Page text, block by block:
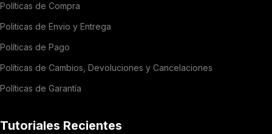
Políticas de Compra
Politicas de Envio y Entrega
Políticas de Pago
Políticas de Cambios, Devoluciones y Cancelaciones
Políticas de Garantía
Tutoriales Recientes